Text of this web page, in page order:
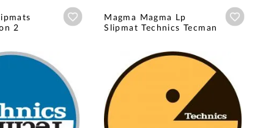
2
Añadir a wishlist
Magma Magma Lp
Slipmat Technics Tecman